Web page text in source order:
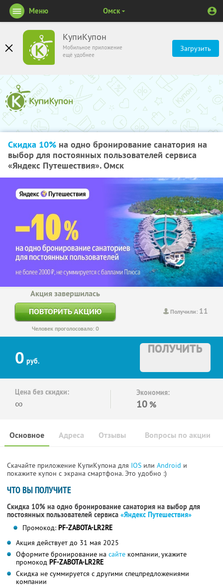
КупиКупон
Мобильное приложение
ещё удобнее
Загрузить
Меню Омск
Скидка 10% на одно бронирование санатория на
выбор для постоянных пользователей сервиса
«Яндекс Путешествия». Омск
Получили: 11
Акция завершилась
ПОВТОРИТЬ АКЦИЮ
Человек проголосовало: 0
0 руб.
ПОЛУЧИТЬ
Цена без скидки:
∞
Экономия:
10 %
Основное Отзывы Вопросы по акции
Адреса
Скачайте приложение КупиКупона для IOS или Android и
покажите купон с экрана смартфона. Это удобно :)
ЧТО ВЫ ПОЛУЧИТЕ
Скидка 10% на одно бронирование санатория на выбор для
постоянных пользователей сервиса «Яндекс Путешествия»
Промокод: PF-ZABOTA-LR2RE
Акция действует до 31 мая 2025
Оформите бронирование на сайте компании, укажите
промокод PF-ZABOTA-LR2RE
Скидка не суммируется с другими спецпредложениями
компании